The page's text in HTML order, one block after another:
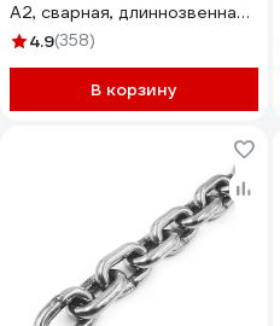
А2, сварная, длиннозвенная,
20 м 763А2ЦЕПЬ4ММ-20
4.9(358)
В корзину